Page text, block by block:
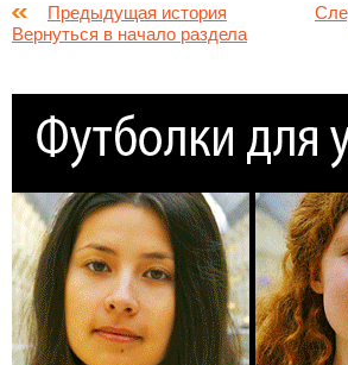
Предыдущая история
Вернуться в начало раздела